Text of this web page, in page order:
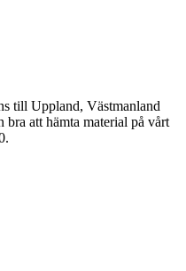
till Uppland, Västmanland
att hämta material på vårt